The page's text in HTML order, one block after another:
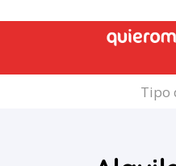
Tipo